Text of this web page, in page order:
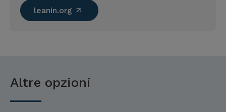
leanin.org
Altre opzioni